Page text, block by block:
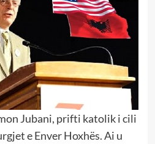
Jubani, prifti katolik i cili
e Enver Hoxhës. Ai u